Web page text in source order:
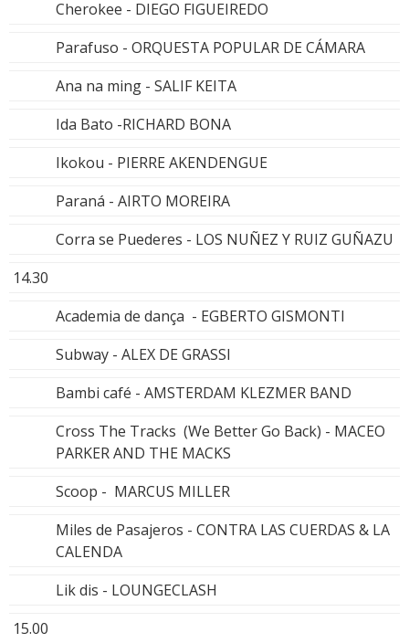
Cherokee - DIEGO FIGUEIREDO
Parafuso - ORQUESTA POPULAR DE CÁMARA
Ana na ming - SALIF KEITA
Ida Bato -RICHARD BONA
Ikokou - PIERRE AKENDENGUE
Paraná - AIRTO MOREIRA
Corra se Puederes - LOS NUÑEZ Y RUIZ GUÑAZU
14.30
Academia de dança - EGBERTO GISMONTI
Subway - ALEX DE GRASSI
Bambi café - AMSTERDAM KLEZMER BAND
Cross The Tracks (We Better Go Back) - MACEO
PARKER AND THE MACKS
Scoop - MARCUS MILLER
Miles de Pasajeros - CONTRA LAS CUERDAS & LA
CALENDA
Lik dis - LOUNGECLASH
15.00